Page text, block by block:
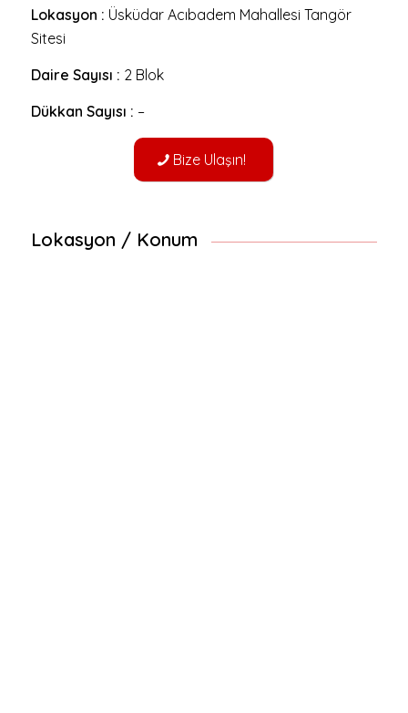
Lokasyon : Üsküdar Acıbadem Mahallesi Tangör
Sitesi
Daire Sayısı : 2 Blok
Dükkan Sayısı : –
Bize Ulaşın!
Lokasyon / Konum